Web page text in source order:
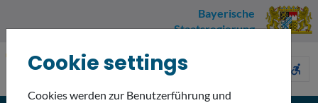
Bayerische
Staatsregierung
Umweltnavigator
accessible_forward
Cookie settings
Cookies werden zur Benutzerführung und